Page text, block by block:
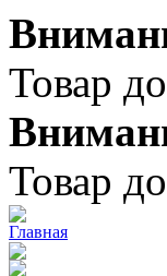
Товар
Товар
Главная